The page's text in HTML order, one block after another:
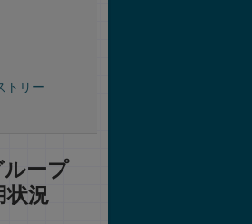
トリー
ープ
状況